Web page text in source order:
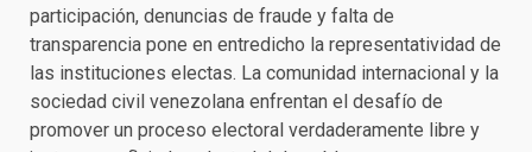
participación, denuncias de fraude y falta de
transparencia pone en entredicho la representatividad de
las instituciones electas. La comunidad internacional y la
sociedad civil venezolana enfrentan el desafío de
promover un proceso electoral verdaderamente libre y